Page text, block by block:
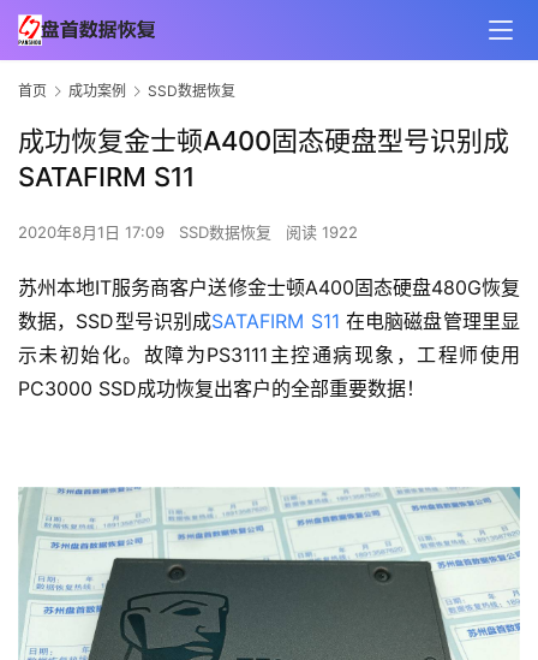
首页 成功案例 SSD数据恢复
成功恢复金士顿A400固态硬盘型号识别成
SATAFIRM S11
2020年8月1日 17:09 SSD数据恢复 阅读 1922
苏州本地IT服务商客户送修金士顿A400固态硬盘480G恢复
数据，SSD型号识别成SATAFIRM S11 在电脑磁盘管理里显
示未初始化。故障为PS3111主控通病现象，工程师使用
PC3000 SSD成功恢复出客户的全部重要数据！